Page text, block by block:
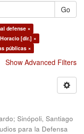
Go
defense ×
[dir.] ×
públicas ×
Show Advanced Filters
; Sinópoli, Santiago
para la Defensa